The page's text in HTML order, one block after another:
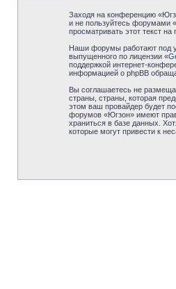
Заходя на конференцию
и не пользуйтесь форумами
просматривать этот текст
Наши форумы работают под
выпущенного по лицензии «
поддержкой интернет-
информацией о phpBB
Вы соглашаетесь не
страны, страны, которая
этом ваш провайдер будет
форумов «Югзон» имеют
храниться в базе данных.
которые могут привести к